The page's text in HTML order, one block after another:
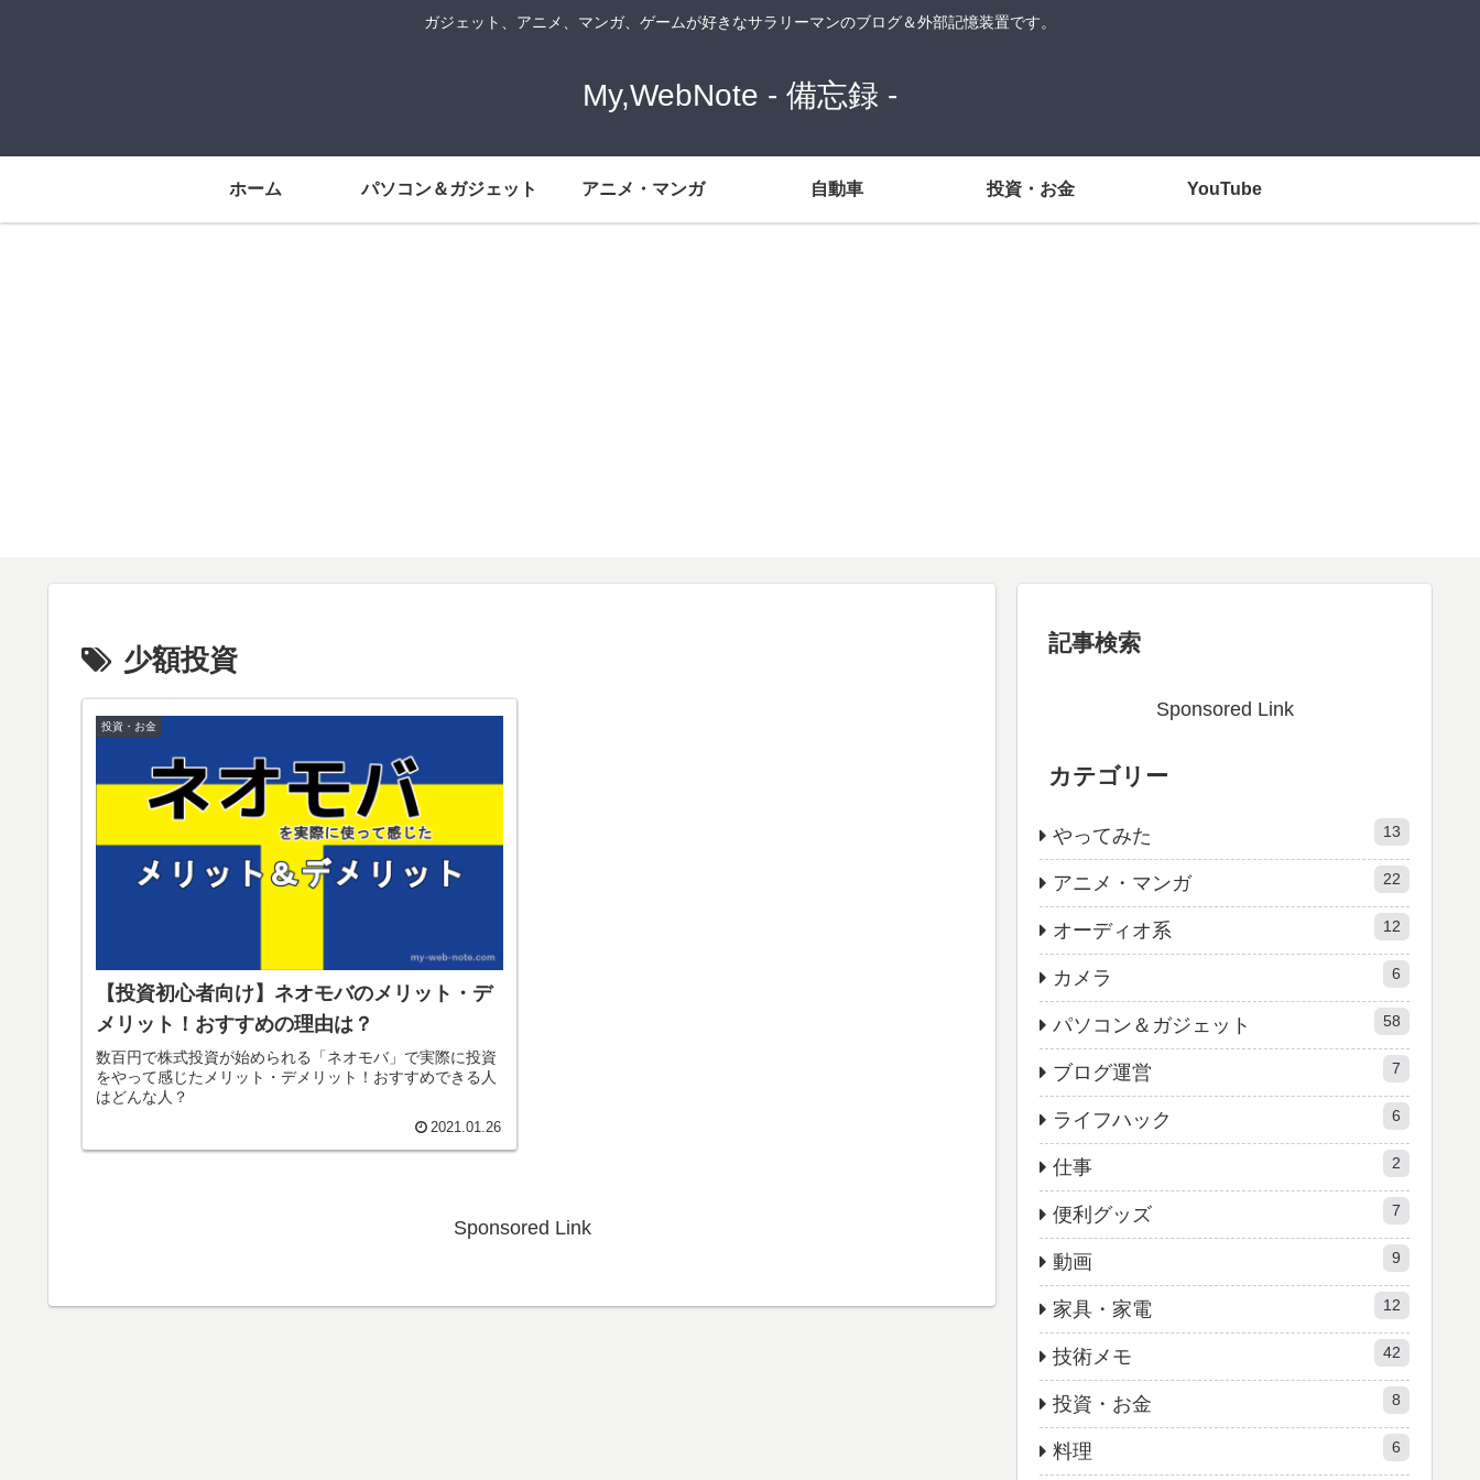
ガジェット、アニメ、マンガ、ゲームが好きなサラリーマンのブログ＆外部記憶装置です。
My,WebNote - 備忘録 -
ホーム パソコン＆ガジェット アニメ・マンガ 自動車 投資・お金 YouTube
少額投資
投資・お金
【投資初心者向け】ネオモバのメリット・デ
メリット！おすすめの理由は？
数百円で株式投資が始められる「ネオモバ」で実際に投資
をやって感じたメリット・デメリット！おすすめできる人
はどんな人？
2021.01.26
Sponsored Link
記事検索
Sponsored Link
カテゴリー
やってみた 13
アニメ・マンガ 22
オーディオ系 12
カメラ 6
パソコン＆ガジェット 58
ブログ運営 7
ライフハック 6
仕事 2
便利グッズ 7
動画 9
家具・家電 12
技術メモ 42
投資・お金 8
料理 6